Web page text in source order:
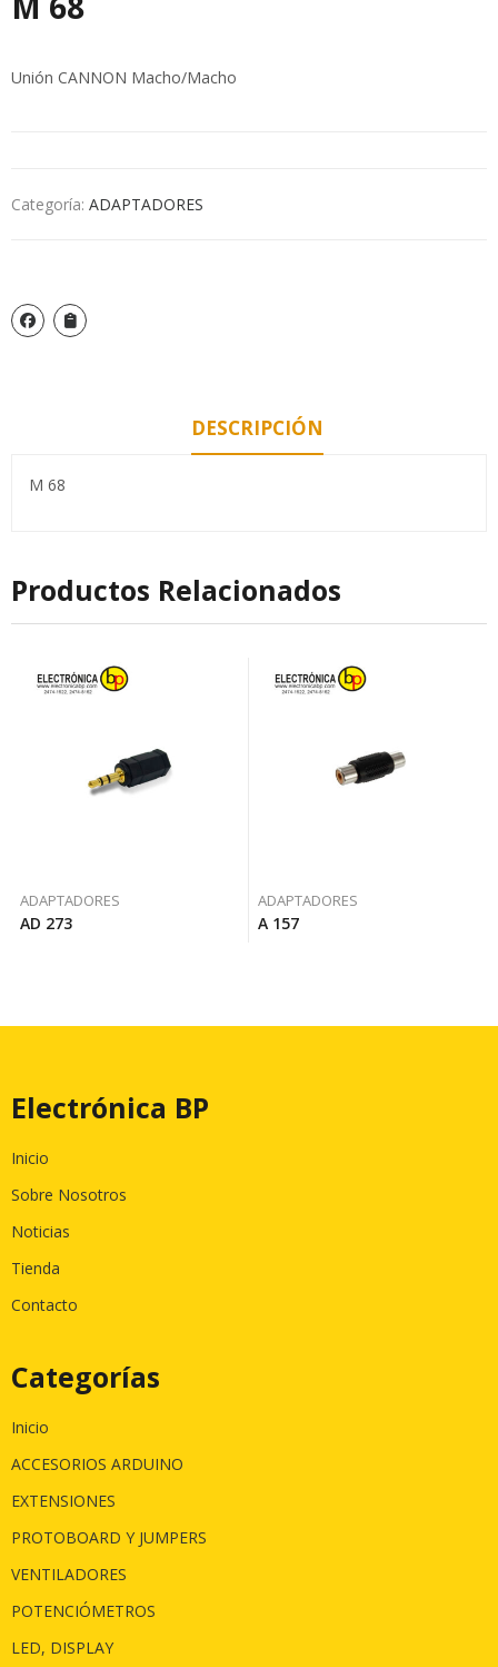
Unión CANNON Macho/Macho
Categoría: ADAPTADORES
DESCRIPCIÓN
M 68
Productos Relacionados
ADAPTADORES
AD 273
ADAPTADORES
A 157
Electrónica BP
Inicio
Sobre Nosotros
Noticias
Tienda
Contacto
Categorías
Inicio
ACCESORIOS ARDUINO
EXTENSIONES
PROTOBOARD Y JUMPERS
VENTILADORES
POTENCIÓMETROS
LED, DISPLAY